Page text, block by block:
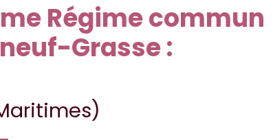
Régime commun
Grasse :